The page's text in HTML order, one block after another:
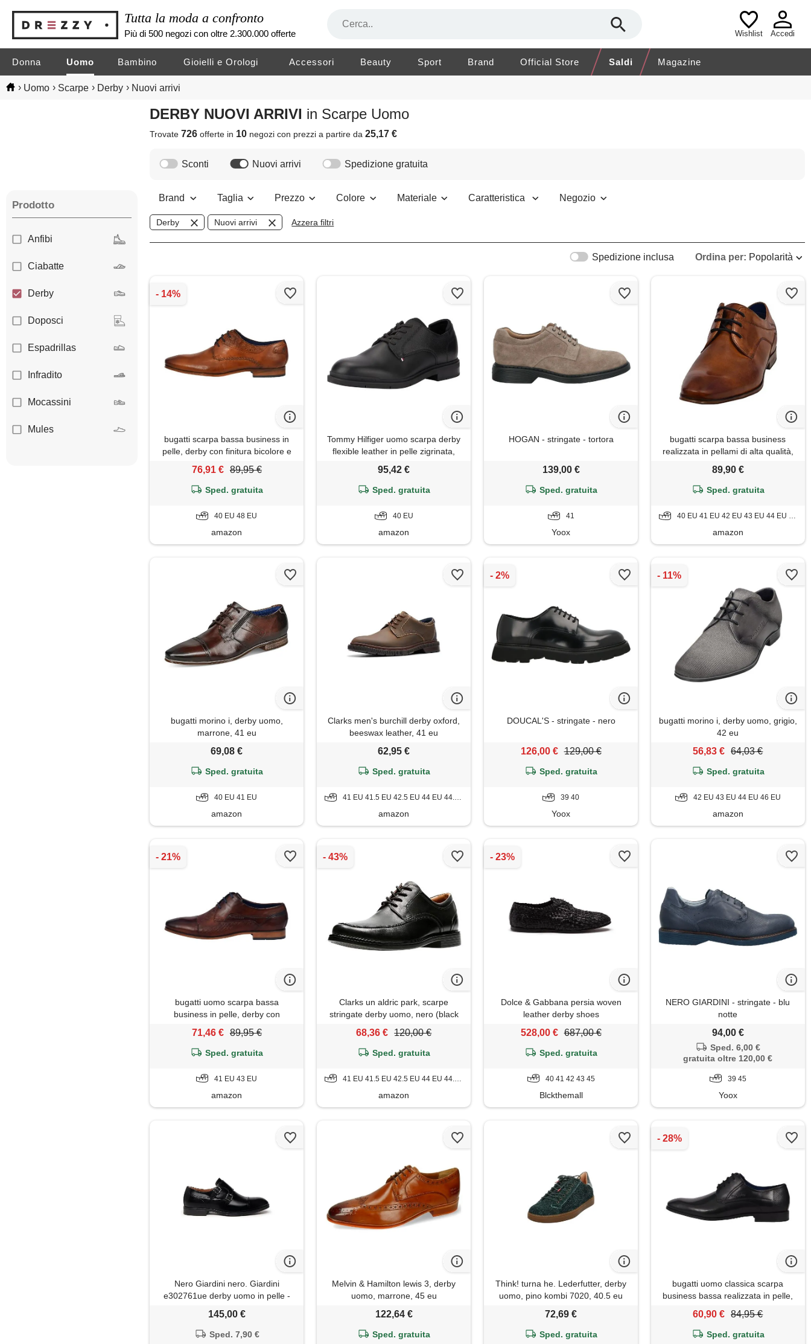
Tutta la moda a confronto
Più di 500 negozi con oltre 2.300.000 offerte Wishlist Accedi
Donna Uomo Bambino Gioielli e Orologi Accessori Beauty Sport Brand Official Store Saldi Magazine
› Uomo › Scarpe › Derby › Nuovi arrivi
DERBY NUOVI ARRIVI in Scarpe Uomo
Trovate726 offerte in 10 negozicon prezzi a partire da25,17 €
Prodotto
Anfibi
Ciabatte
Derby
Doposci
Espadrillas
Infradito
Mocassini
Mules
Sconti Nuovi arrivi Spedizione gratuita
Brand Taglia Prezzo Colore Materiale Caratteristica Negozio
Derby Nuovi arrivi Azzera filtri
Ordina per: Popolarità
Spedizione inclusa
bugatti scarpa bassa business in
pelle, derby con finitura bicolore e
cuciture fatte a mano uomo,
cognac, 40 eu
76,91 € 89,95 €
Sped. gratuita
40 EU 48 EU
amazon
Tommy Hilfiger uomo scarpa derby
flexible leather in pelle zigrinata,
nero (black), 40
95,42 €
Sped. gratuita
40 EU
amazon
HOGAN - stringate - tortora
139,00 €
Sped. gratuita
41
Yoox
bugatti scarpa bassa business
realizzata in pellami di alta qualità,
derby dalle linee eleganti, scarpe
stringate derby uomo, cognac, 43
eu
89,90 €
Sped. gratuita
40 EU 41 EU 42 EU 43 EU 44 EU 45 EU
amazon
bugatti morino i, derby uomo,
marrone, 41 eu
69,08 €
Sped. gratuita
40 EU 41 EU
amazon
Clarks men's burchill derby oxford,
beeswax leather, 41 eu
62,95 €
Sped. gratuita
41 EU 41.5 EU 42.5 EU 44 EU 44.5 EU 46 EU
amazon
DOUCAL'S - stringate - nero
126,00 € 129,00 €
Sped. gratuita
39 40
Yoox
bugatti morino i, derby uomo, grigio,
42 eu
56,83 € 64,03 €
Sped. gratuita
42 EU 43 EU 44 EU 46 EU
amazon
bugatti uomo scarpa bassa
business in pelle, derby con
marrone, 41 eu
71,46 € 89,95 €
Sped. gratuita
41 EU 43 EU
amazon
Clarks un aldric park, scarpe
stringate derby uomo, nero (black
68,36 € 120,00 €
Sped. gratuita
41 EU 41.5 EU 42.5 EU 44 EU 44.5 EU 45 EU
amazon
Dolce & Gabbana persia woven
leather derby shoes
528,00 € 687,00 €
Sped. gratuita
40 41 42 43 45
Blckthemall
NERO GIARDINI - stringate - blu
notte
94,00 €
Sped. 6,00 €
gratuita oltre 120,00 €
39 45
Yoox
Nero Giardini nero. Giardini
e302761ue derby uomo in pelle -
145,00 €
Sped. 7,90 €
Melvin & Hamilton lewis 3, derby
uomo, marrone, 45 eu
122,64 €
Sped. gratuita
Think! turna he. Lederfutter, derby
uomo, pino kombi 7020, 40.5 eu
72,69 €
Sped. gratuita
bugatti uomo classica scarpa
business bassa realizzata in pelle,
48 eu
60,90 € 84,95 €
Sped. gratuita